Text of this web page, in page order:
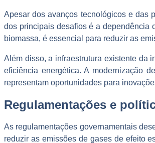
Apesar dos avanços tecnológicos e das
dos principais desafios é a dependência
biomassa, é essencial para reduzir as
Além disso, a infraestrutura existente da
eficiência energética. A modernização
representam oportunidades para
Regulamentações e
As regulamentações governamentais
reduzir as emissões de gases de efeito